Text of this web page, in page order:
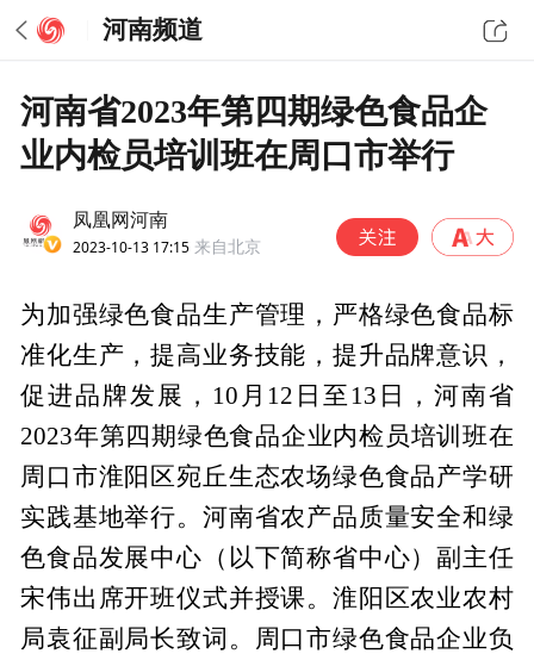
河南频道
河南省2023年第四期绿色食品企
业内检员培训班在周口市举行
凤凰网河南
2023-10-13 17:15 来自北京
为加强绿色食品生产管理，严格绿色食品标
准化生产，提高业务技能，提升品牌意识，
促进品牌发展，10月12日至13日，河南省
2023年第四期绿色食品企业内检员培训班在
周口市淮阳区宛丘生态农场绿色食品产学研
实践基地举行。河南省农产品质量安全和绿
色食品发展中心（以下简称省中心）副主任
宋伟出席开班仪式并授课。淮阳区农业农村
局袁征副局长致词。周口市绿色食品企业负